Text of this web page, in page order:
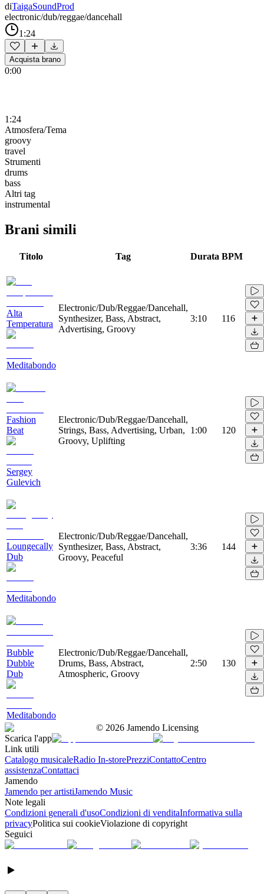
diTaigaSoundProd
electronic/dub/reggae/dancehall
1:24
Acquista brano
0:00
1:24
Atmosfera/Tema
groovy
travel
Strumenti
drums
bass
Altri tag
instrumental
Brani simili
Titolo Tag Durata BPM
Alta
Temperatura
Meditabondo
Electronic/Dub/Reggae/Dancehall,
Synthesizer, Bass, Abstract,
Advertising, Groovy
3:10 116
Fashion
Beat
Sergey
Gulevich
Electronic/Dub/Reggae/Dancehall,
Strings, Bass, Advertising, Urban,
Groovy, Uplifting
1:00 120
Loungecally
Dub
Meditabondo
Electronic/Dub/Reggae/Dancehall,
Synthesizer, Bass, Abstract,
Groovy, Peaceful
3:36 144
Bubble
Dubble
Dub
Meditabondo
Electronic/Dub/Reggae/Dancehall,
Drums, Bass, Abstract,
Atmospheric, Groovy
2:50 130
© 2026 Jamendo Licensing
Scarica l'app
Link utili
Catalogo musicaleRadio In-storePrezziContattoCentro
assistenzaContattaci
Jamendo
Jamendo per artistiJamendo Music
Note legali
Condizioni generali d'usoCondizioni di venditaInformativa sulla
privacyPolitica sui cookieViolazione di copyright
Seguici